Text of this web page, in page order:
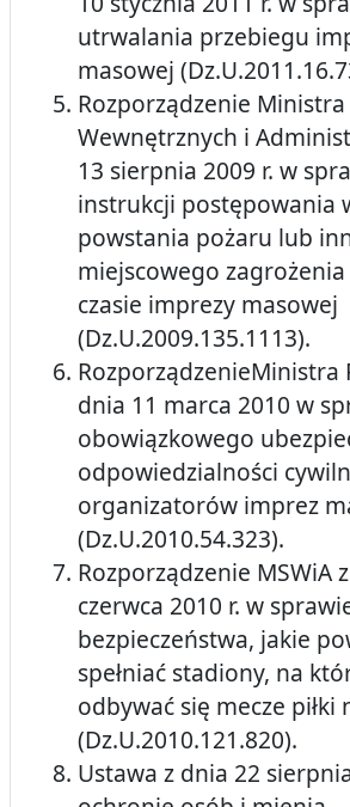
utrwalania przebiegu
masowej
Rozporządzenie
Wewnętrznych i
13 sierpnia 2009 r. w
instrukcji postępowania
powstania pożaru lub
miejscowego
czasie imprezy masowej
(Dz.U.2009.135.1113).
RozporządzenieMinistra
dnia 11 marca 2010 w
obowiązkowego
odpowiedzialności
organizatorów imprez
(Dz.U.2010.54.323).
Rozporządzenie MSWiA
czerwca 2010 r. w
bezpieczeństwa, jakie
spełniać stadiony, na
odbywać się mecze piłki
(Dz.U.2010.121.820).
Ustawa z dnia 22